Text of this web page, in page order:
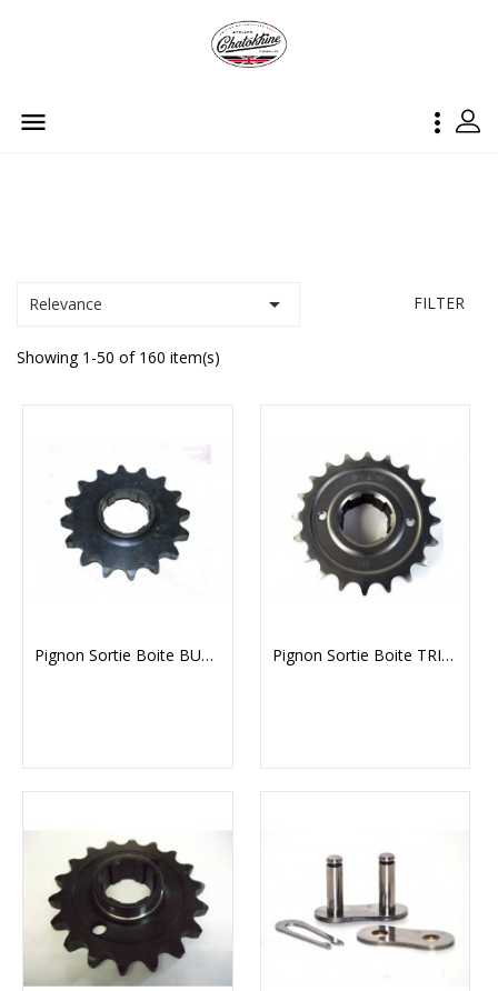
 
Relevance  FILTER
Showing 1-50 of 160 item(s)
Pignon Sortie Boite BURMAN (92484/87) Pignon Sortie Boite TRIUMPH T120V/T140V/T150V/T160V 5 Vitesses (